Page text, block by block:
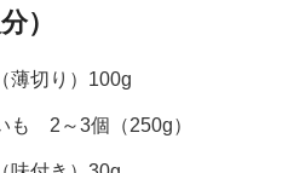
）
薄切り）100g
も 2～3個（250g）